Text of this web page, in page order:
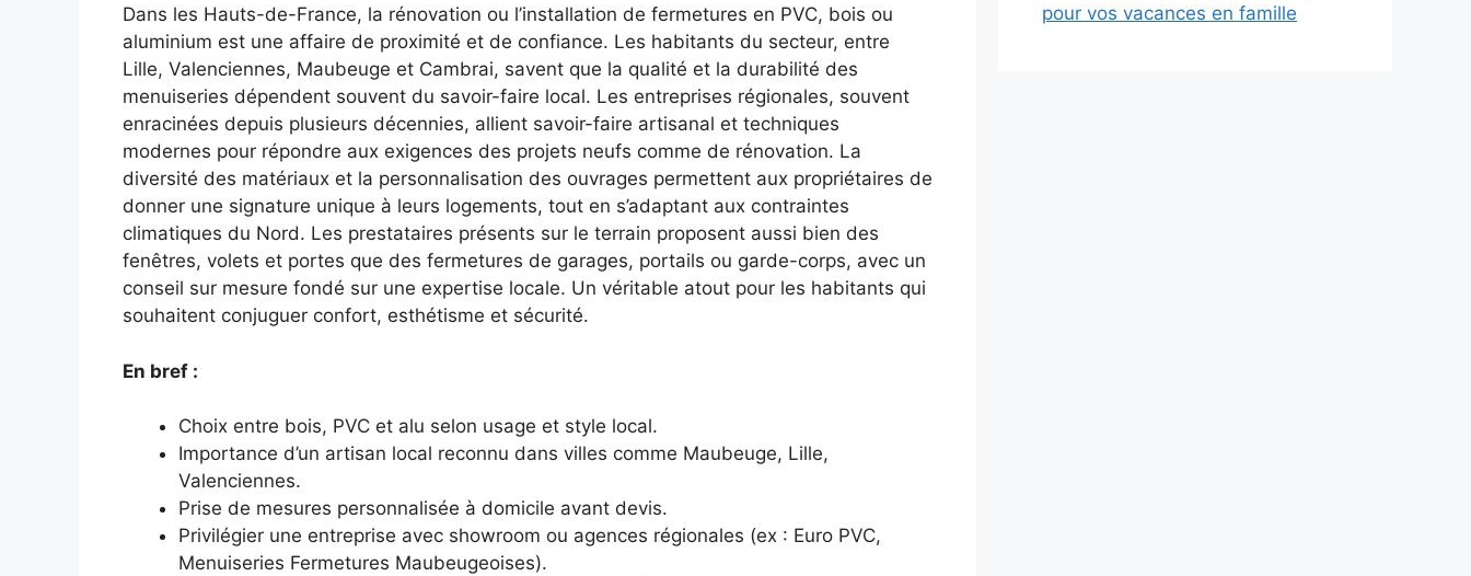
Dans les Hauts-de-France, la rénovation ou l’installation de fermetures en PVC, bois ou
aluminium est une affaire de proximité et de confiance. Les habitants du secteur, entre
Lille, Valenciennes, Maubeuge et Cambrai, savent que la qualité et la durabilité des
menuiseries dépendent souvent du savoir-faire local. Les entreprises régionales, souvent
enracinées depuis plusieurs décennies, allient savoir-faire artisanal et techniques
modernes pour répondre aux exigences des projets neufs comme de rénovation. La
diversité des matériaux et la personnalisation des ouvrages permettent aux propriétaires de
donner une signature unique à leurs logements, tout en s’adaptant aux contraintes
climatiques du Nord. Les prestataires présents sur le terrain proposent aussi bien des
fenêtres, volets et portes que des fermetures de garages, portails ou garde-corps, avec un
conseil sur mesure fondé sur une expertise locale. Un véritable atout pour les habitants qui
souhaitent conjuguer confort, esthétisme et sécurité.
En bref :
Choix entre bois, PVC et alu selon usage et style local.
Importance d’un artisan local reconnu dans villes comme Maubeuge, Lille,
Valenciennes.
Prise de mesures personnalisée à domicile avant devis.
Privilégier une entreprise avec showroom ou agences régionales (ex : Euro PVC,
Menuiseries Fermetures Maubeugeoises).
pour vos vacances en famille